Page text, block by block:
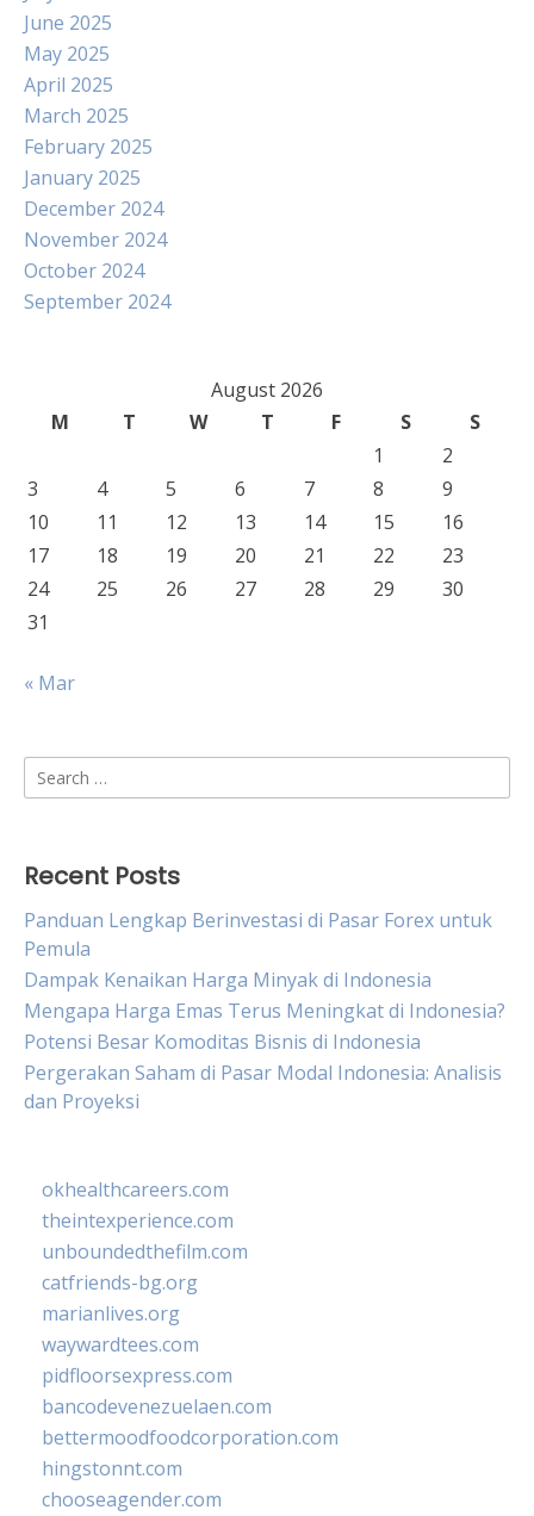
June 2025
May 2025
April 2025
March 2025
February 2025
January 2025
December 2024
November 2024
October 2024
September 2024
August 2026
M
T W T F S
S
1
2
3
4 5 6 7 8
9
10
11 12 13 14 15
16
17
18 19 20 21 22
23
24
25 26 27 28 29
30
31
« Mar
Search
for:
Recent Posts
Panduan Lengkap Berinvestasi di Pasar Forex untuk
Pemula
Dampak Kenaikan Harga Minyak di Indonesia
Mengapa Harga Emas Terus Meningkat di Indonesia?
Potensi Besar Komoditas Bisnis di Indonesia
Pergerakan Saham di Pasar Modal Indonesia: Analisis
dan Proyeksi
okhealthcareers.com
theintexperience.com
unboundedthefilm.com
catfriends-bg.org
marianlives.org
waywardtees.com
pidfloorsexpress.com
bancodevenezuelaen.com
bettermoodfoodcorporation.com
hingstonnt.com
chooseagender.com